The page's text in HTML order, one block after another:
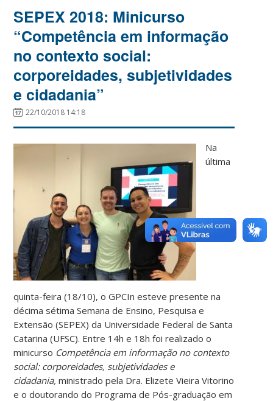
SEPEX 2018: Minicurso
“Competência em informação
no contexto social:
corporeidades, subjetividades
e cidadania”
22/10/2018 14:18
Na
última
quinta-feira (18/10), o GPCIn esteve presente na
décima sétima Semana de Ensino, Pesquisa e
Extensão (SEPEX) da Universidade Federal de Santa
Catarina (UFSC). Entre 14h e 18h foi realizado o
minicurso Competência em informação no contexto
social: corporeidades, subjetividades e
cidadania,ministrado pela Dra. Elizete Vieira Vitorino
e o doutorando do Programa de Pós-graduação em